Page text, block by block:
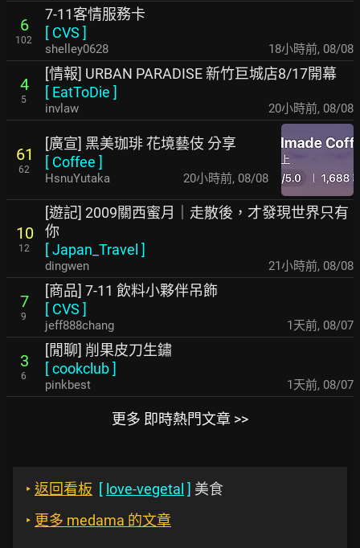
6
102
7-11客情服務卡
[ CVS ]
shelley0628 18小時前, 08/08
4
5
[情報] URBAN PARADISE 新竹巨城店8/17開幕
[ EatToDie ]
invlaw 20小時前, 08/08
61
62
[廣宣] 黑美珈琲 花境藝伎 分享
[ Coffee ]
HsnuYutaka 20小時前, 08/08
10
12
[遊記] 2009關西蜜月｜走散後，才發現世界只有
你
[Japan_Travel ]
dingwen 21小時前, 08/08
7
9
[商品] 7-11 飲料小夥伴吊飾
[ CVS ]
jeff888chang 1天前, 08/07
3
6
[閒聊] 削果皮刀生鏽
[cookclub]
pinkbest 1天前, 08/07
更多 即時熱門文章 >>
‣ 返回看板 [ love-vegetal ] 美食
‣ 更多 medama 的文章